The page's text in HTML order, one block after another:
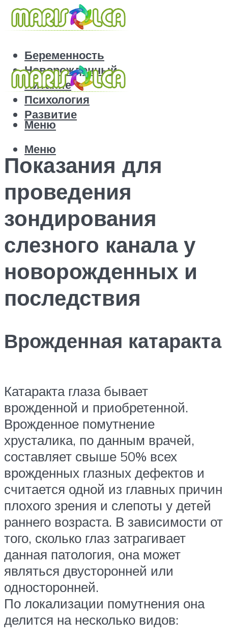
Беременность
Новорожденный
Питание
Психология
Развитие
Меню
Меню
Показания для
проведения
зондирования
слезного канала у
новорожденных и
последствия
Врожденная катаракта
Катаракта глаза бывает
врожденной и приобретенной.
Врожденное помутнение
хрусталика, по данным врачей,
составляет свыше 50% всех
врожденных глазных дефектов и
считается одной из главных причин
плохого зрения и слепоты у детей
раннего возраста. В зависимости от
того, сколько глаз затрагивает
данная патология, она может
являться двусторонней или
односторонней.
По локализации помутнения она
делится на несколько видов: